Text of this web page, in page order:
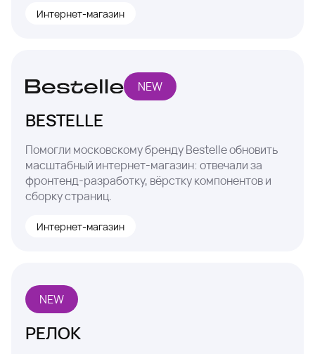
Интернет-магазин
NEW
BESTELLE
Помогли московскому бренду Bestelle обновить
масштабный интернет-магазин: отвечали за
фронтенд-разработку, вёрстку компонентов и
сборку страниц.
Интернет-магазин
NEW
РЕЛОК